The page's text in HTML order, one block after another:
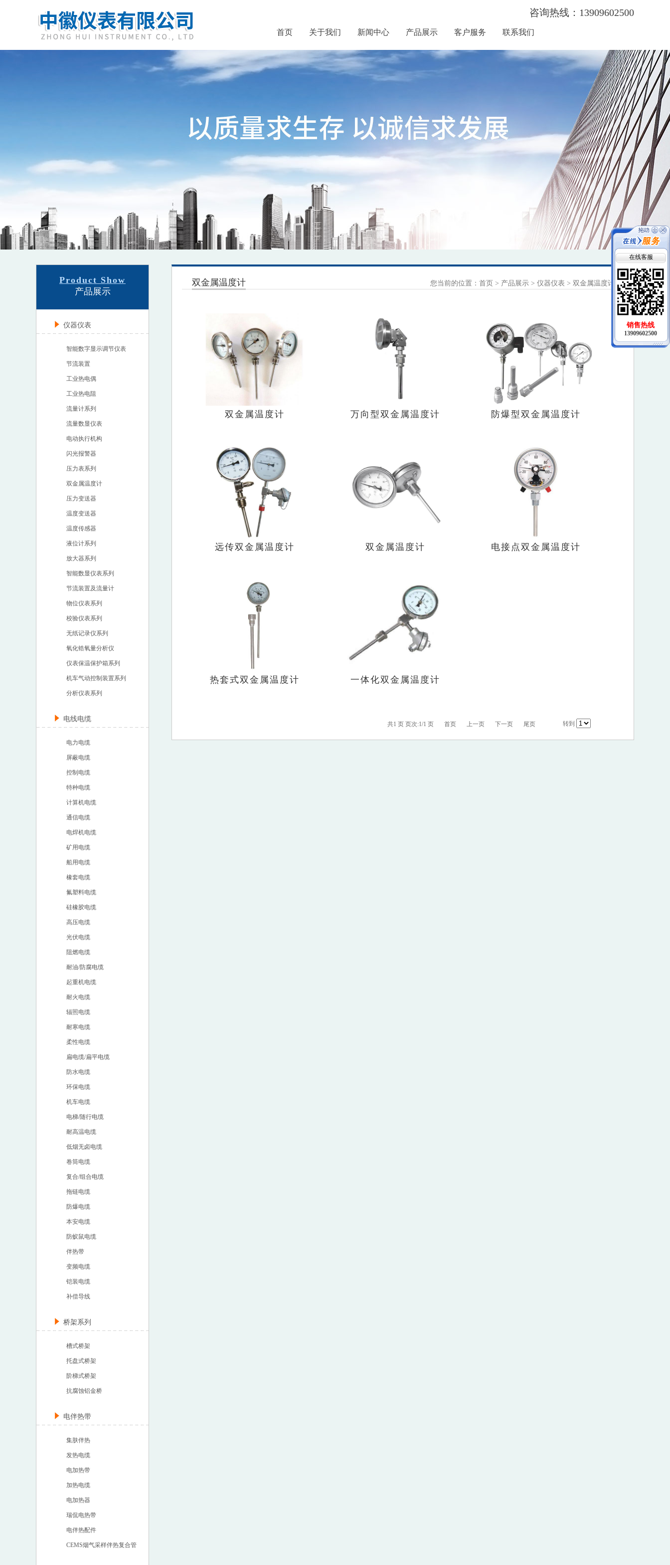
咨询热线：13909602500
首页 关于我们 新闻中心 产品展示 客户服务 联系我们
Product Show
产品展示
仪器仪表
智能数字显示调节仪表
节流装置
工业热电偶
工业热电阻
流量计系列
流量数显仪表
电动执行机构
闪光报警器
压力表系列
双金属温度计
压力变送器
温度变送器
温度传感器
液位计系列
放大器系列
智能数显仪表系列
节流装置及流量计
物位仪表系列
校验仪表系列
无纸记录仪系列
氧化锆氧量分析仪
仪表保温保护箱系列
机车气动控制装置系列
分析仪表系列
电线电缆
电力电缆
屏蔽电缆
控制电缆
特种电缆
计算机电缆
通信电缆
电焊机电缆
矿用电缆
船用电缆
橡套电缆
氟塑料电缆
硅橡胶电缆
高压电缆
光伏电缆
阻燃电缆
耐油/防腐电缆
起重机电缆
耐火电缆
辐照电缆
耐寒电缆
柔性电缆
扁电缆/扁平电缆
防水电缆
环保电缆
机车电缆
电梯/随行电缆
耐高温电缆
低烟无卤电缆
卷筒电缆
复合/组合电缆
拖链电缆
防爆电缆
本安电缆
防蚁鼠电缆
伴热带
变频电缆
铠装电缆
补偿导线
桥架系列
槽式桥架
托盘式桥架
阶梯式桥架
抗腐蚀铝金桥
电伴热带
集肤伴热
发热电缆
电加热带
加热电缆
电加热器
瑞侃电热带
电伴热配件
CEMS烟气采样伴热复合管
双金属温度计 您当前的位置： 首页 > 产品展示 > 仪器仪表 > 双金属温度计
双金属温度计 万向型双金属温度计 防爆型双金属温度计
远传双金属温度计 双金属温度计 电接点双金属温度计
热套式双金属温度计 一体化双金属温度计
共1 页 页次:1/1 页 首页 上一页 下一页 尾页 转到
在线客服
销售热线
13909602500